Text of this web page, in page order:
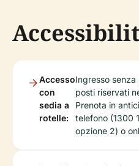
Accesso
con
sedia a
rotelle:
Ingresso senza
posti riservati
Prenota in
telefono (1300
opzione 2) o